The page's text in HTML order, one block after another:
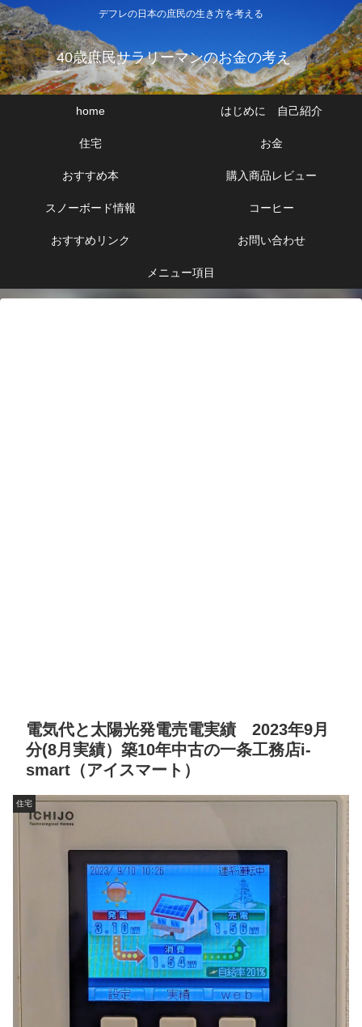
デフレの日本の庶民の生き方を考える
40歳庶民サラリーマンのお金の考え
home はじめに 自己紹介
住宅 お金
おすすめ本 購入商品レビュー
スノーボード情報 コーヒー
おすすめリンク お問い合わせ
メニュー項目
電気代と太陽光発電売電実績 2023年9月
分(8月実績）築10年中古の一条工務店i-
smart（アイスマート）
住宅